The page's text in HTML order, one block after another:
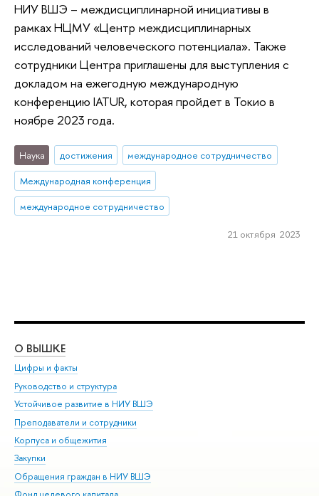
НИУ ВШЭ – междисциплинарной инициативы в
рамках НЦМУ «Центр междисциплинарных
исследований человеческого потенциала». Также
сотрудники Центра приглашены для выступления с
докладом на ежегодную международную
конференцию IATUR, которая пройдет в Токио в
ноябре 2023 года.
Наука достижения
международное сотрудничество
Международная конференция
международное сотрудничество
21 октября 2023
О ВЫШКЕ
Цифры и факты
Руководство и структура
Устойчивое развитие в НИУ ВШЭ
Преподаватели и сотрудники
Корпуса и общежития
Закупки
Обращения граждан в НИУ ВШЭ